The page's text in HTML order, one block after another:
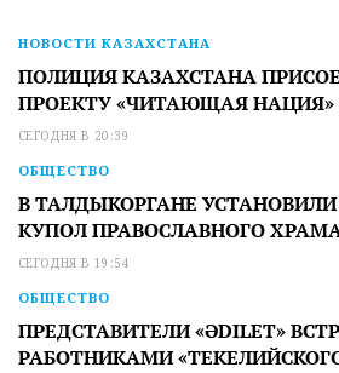
НОВОСТИ КАЗАХСТАНА
ПОЛИЦИЯ КАЗАХСТАНА
ПРОЕКТУ «ЧИТАЮЩАЯ НАЦИЯ»
СЕГОДНЯ В 20:39
ОБЩЕСТВО
В ТАЛДЫКОРГАНЕ
КУПОЛ ПРАВОСЛАВНОГО
СЕГОДНЯ В 19:54
ОБЩЕСТВО
ПРЕДСТАВИТЕЛИ «ӘDILET»
РАБОТНИКАМИ